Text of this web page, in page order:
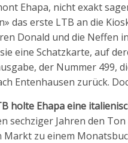
Ehapa, nicht exakt
das erste LTB an die
Donald und die Neffen
eine Schatzkarte, auf
der Nummer 499,
Entenhausen zurück.
holte Ehapa eine
sechziger Jahren den
Markt zu einem